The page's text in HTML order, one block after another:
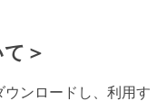
＞
ウンロードし、利用す